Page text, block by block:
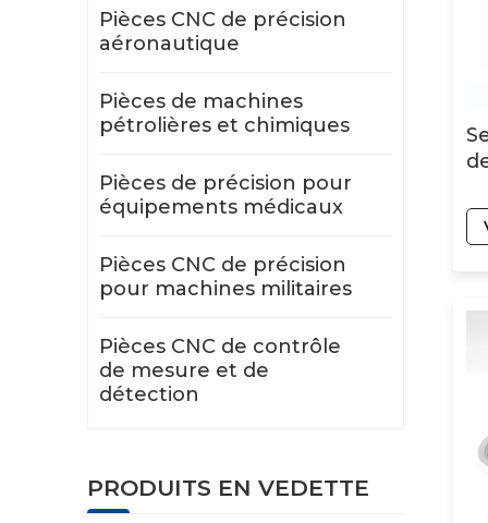
Pièces CNC de précision
aéronautique
Pièces de machines
pétrolières et chimiques
Pièces de précision pour
équipements médicaux
Pièces CNC de précision
pour machines militaires
Pièces CNC de contrôle
de mesure et de
détection
PRODUITS EN VEDETTE